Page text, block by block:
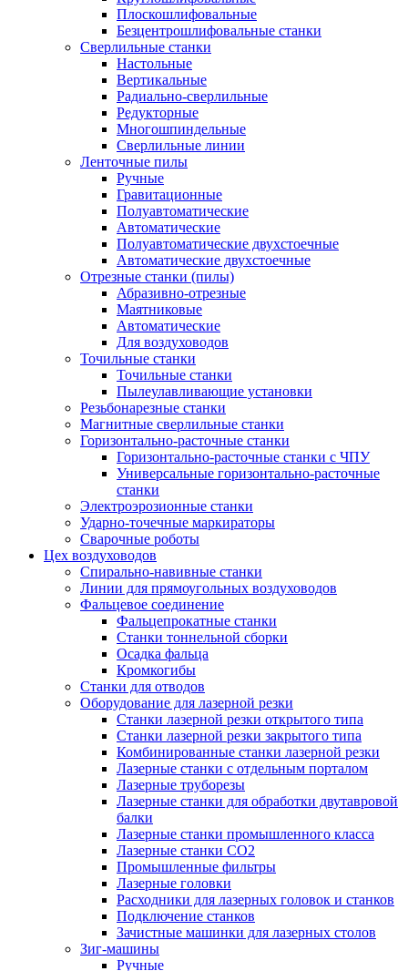
Плоскошлифовальные
Безцентрошлифовальные станки
Сверлильные станки
Настольные
Вертикальные
Радиально-сверлильные
Редукторные
Многошпиндельные
Сверлильные линии
Ленточные пилы
Ручные
Гравитационные
Полуавтоматические
Автоматические
Полуавтоматические двухстоечные
Автоматические двухстоечные
Отрезные станки (пилы)
Абразивно-отрезные
Маятниковые
Автоматические
Для воздуховодов
Точильные станки
Точильные станки
Пылеулавливающие установки
Резьбонарезные станки
Магнитные сверлильные станки
Горизонтально-расточные станки
Горизонтально-расточные станки с ЧПУ
Универсальные горизонтально-расточные
станки
Электроэрозионные станки
Ударно-точечные маркираторы
Сварочные роботы
Цех воздуховодов
Спирально-навивные станки
Линии для прямоугольных воздуховодов
Фальцевое соединение
Фальцепрокатные станки
Станки тоннельной сборки
Осадка фальца
Кромкогибы
Станки для отводов
Оборудование для лазерной резки
Станки лазерной резки открытого типа
Станки лазерной резки закрытого типа
Комбинированные станки лазерной резки
Лазерные станки с отдельным порталом
Лазерные труборезы
Лазерные станки для обработки двутавровой
балки
Лазерные станки промышленного класса
Лазерные станки CO2
Промышленные фильтры
Лазерные головки
Расходники для лазерных головок и станков
Подключение станков
Зачистные машинки для лазерных столов
Зиг-машины
Ручные